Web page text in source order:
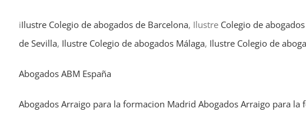
iIlustre Colegio de abogados de Barcelona, Ilustre Colegio de
de Sevilla, Ilustre Colegio de abogados Málaga, Ilustre Colegio de
Abogados ABM España
Abogados Arraigo para la formacion Madrid Abogados Arraigo para la